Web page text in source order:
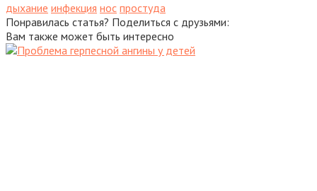
дыхание инфекция нос простуда
Понравилась статья? Поделиться с друзьями:
Вам также может быть интересно